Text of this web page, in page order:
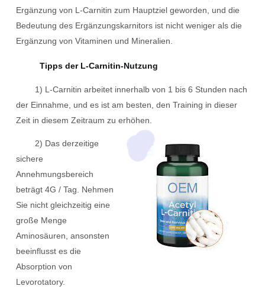
Ergänzung von L-Carnitin zum Hauptziel geworden, und die
Bedeutung des Ergänzungskarnitors ist nicht weniger als die
Ergänzung von Vitaminen und Mineralien.
Tipps der L-Carnitin-Nutzung
1) L-Carnitin arbeitet innerhalb von 1 bis 6 Stunden nach
der Einnahme, und es ist am besten, den Training in dieser
Zeit in diesem Zeitraum zu erhöhen.
2) Das derzeitige
sichere
Annehmungsbereich
beträgt 4G / Tag. Nehmen
Sie nicht gleichzeitig eine
große Menge
Aminosäuren, ansonsten
beeinflusst es die
Absorption von
Levorotatory.